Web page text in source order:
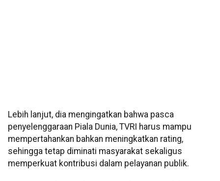
Lebih lanjut, dia mengingatkan bahwa pasca
penyelenggaraan Piala Dunia, TVRI harus mampu
mempertahankan bahkan meningkatkan rating,
sehingga tetap diminati masyarakat sekaligus
memperkuat kontribusi dalam pelayanan publik.